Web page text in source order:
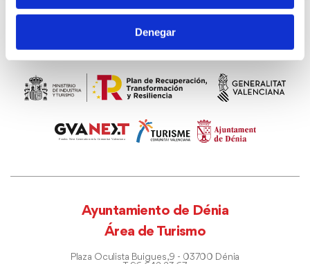
Denegar
Ayuntamiento de Dénia
Área de Turismo
Plaza Oculista Buigues, 9 - 03700 Dénia